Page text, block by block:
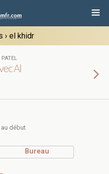
› el khidr
Al
au début
Bureau